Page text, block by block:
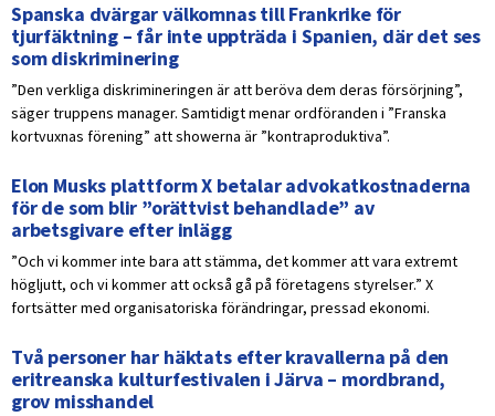
Spanska dvärgar välkomnas till Frankrike för
tjurfäktning – får inte uppträda i Spanien, där det ses
som diskriminering
”Den verkliga diskrimineringen är att beröva dem deras försörjning”,
säger truppens manager. Samtidigt menar ordföranden i ”Franska
kortvuxnas förening” att showerna är ”kontraproduktiva”.
Elon Musks plattform X betalar advokatkostnaderna
för de som blir ”orättvist behandlade” av
arbetsgivare efter inlägg
”Och vi kommer inte bara att stämma, det kommer att vara extremt
högljutt, och vi kommer att också gå på företagens styrelser.” X
fortsätter med organisatoriska förändringar, pressad ekonomi.
Två personer har häktats efter kravallerna på den
eritreanska kulturfestivalen i Järva – mordbrand,
grov misshandel